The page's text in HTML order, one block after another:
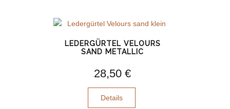
LEDERGÜRTEL VELOURS
SAND METALLIC
28,50 €
Details